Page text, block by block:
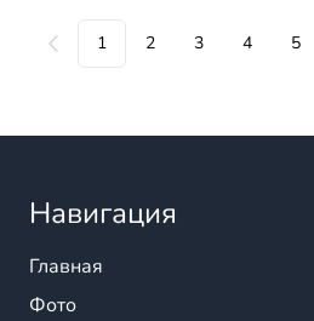
1 2 3 4 5
Навигация
Главная
Фото